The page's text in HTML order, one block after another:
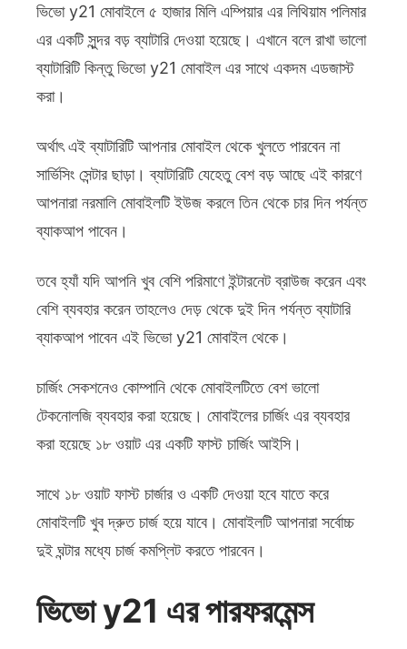
ভিভো y21 মোবাইলে ৫ হাজার মিলি এম্পিয়ার এর লিথিয়াম পলিমার
এর একটি সুন্দর বড় ব্যাটারি দেওয়া হয়েছে। এখানে বলে রাখা ভালো
ব্যাটারিটি কিন্তু ভিভো y21 মোবাইল এর সাথে একদম এডজাস্ট
করা।
অর্থাৎ এই ব্যাটারিটি আপনার মোবাইল থেকে খুলতে পারবেন না
সার্ভিসিং সেন্টার ছাড়া। ব্যাটারিটি যেহেতু বেশ বড় আছে এই কারণে
আপনারা নরমালি মোবাইলটি ইউজ করলে তিন থেকে চার দিন পর্যন্ত
ব্যাকআপ পাবেন।
তবে হ্যাঁ যদি আপনি খুব বেশি পরিমাণে ইন্টারনেট ব্রাউজ করেন এবং
বেশি ব্যবহার করেন তাহলেও দেড় থেকে দুই দিন পর্যন্ত ব্যাটারি
ব্যাকআপ পাবেন এই ভিভো y21 মোবাইল থেকে।
চার্জিং সেকশনেও কোম্পানি থেকে মোবাইলটিতে বেশ ভালো
টেকনোলজি ব্যবহার করা হয়েছে। মোবাইলের চার্জিং এর ব্যবহার
করা হয়েছে ১৮ ওয়াট এর একটি ফাস্ট চার্জিং আইসি।
সাথে ১৮ ওয়াট ফাস্ট চার্জার ও একটি দেওয়া হবে যাতে করে
মোবাইলটি খুব দ্রুত চার্জ হয়ে যাবে। মোবাইলটি আপনারা সর্বোচ্চ
দুই ঘন্টার মধ্যে চার্জ কমপ্লিট করতে পারবেন।
ভিভো y21 এর পারফরমেন্স